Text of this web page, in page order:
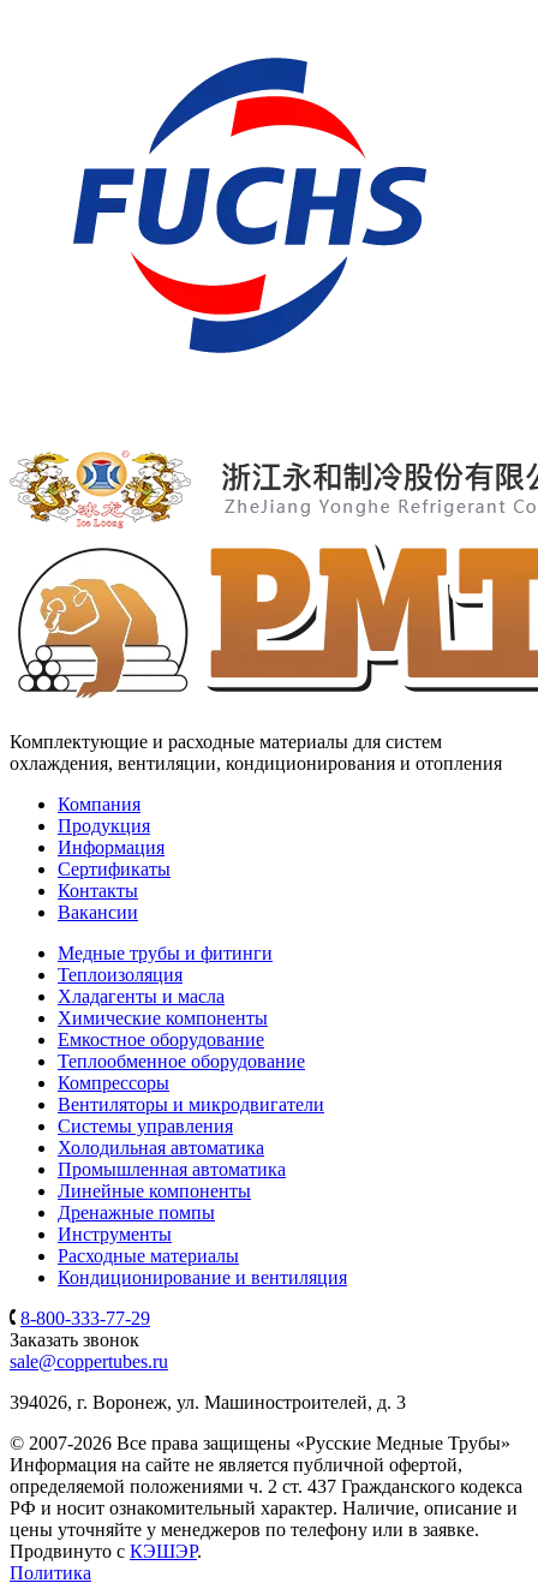
Комплектующие и расходные материалы для систем
охлаждения, вентиляции, кондиционирования и отопления
Компания
Продукция
Информация
Сертификаты
Контакты
Вакансии
Медные трубы и фитинги
Теплоизоляция
Хладагенты и масла
Химические компоненты
Емкостное оборудование
Теплообменное оборудование
Компрессоры
Вентиляторы и микродвигатели
Системы управления
Холодильная автоматика
Промышленная автоматика
Линейные компоненты
Дренажные помпы
Инструменты
Расходные материалы
Кондиционирование и вентиляция
8-800-333-77-29
Заказать звонок
sale@coppertubes.ru
394026, г. Воронеж, ул. Машиностроителей, д. 3
© 2007-2026 Все права защищены «Русские Медные Трубы»
Информация на сайте не является публичной офертой,
определяемой положениями ч. 2 ст. 437 Гражданского кодекса
РФ и носит ознакомительный характер. Наличие, описание и
цены уточняйте у менеджеров по телефону или в заявке.
Продвинуто с КЭШЭР.
Политика